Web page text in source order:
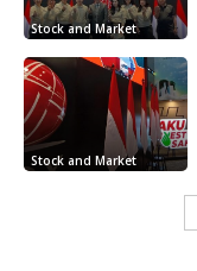
Stock and Market
Stock and Market